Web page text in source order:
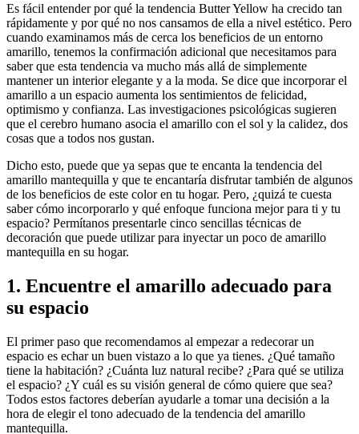
Es fácil entender por qué la tendencia Butter Yellow ha crecido tan
rápidamente y por qué no nos cansamos de ella a nivel estético. Pero
cuando examinamos más de cerca los beneficios de un entorno
amarillo, tenemos la confirmación adicional que necesitamos para
saber que esta tendencia va mucho más allá de simplemente
mantener un interior elegante y a la moda. Se dice que incorporar el
amarillo a un espacio aumenta los sentimientos de felicidad,
optimismo y confianza. Las investigaciones psicológicas sugieren
que el cerebro humano asocia el amarillo con el sol y la calidez, dos
cosas que a todos nos gustan.
Dicho esto, puede que ya sepas que te encanta la tendencia del
amarillo mantequilla y que te encantaría disfrutar también de algunos
de los beneficios de este color en tu hogar. Pero, ¿quizá te cuesta
saber cómo incorporarlo y qué enfoque funciona mejor para ti y tu
espacio? Permítanos presentarle cinco sencillas técnicas de
decoración que puede utilizar para inyectar un poco de amarillo
mantequilla en su hogar.
1. Encuentre el amarillo adecuado para
su espacio
El primer paso que recomendamos al empezar a redecorar un
espacio es echar un buen vistazo a lo que ya tienes. ¿Qué tamaño
tiene la habitación? ¿Cuánta luz natural recibe? ¿Para qué se utiliza
el espacio? ¿Y cuál es su visión general de cómo quiere que sea?
Todos estos factores deberían ayudarle a tomar una decisión a la
hora de elegir el tono adecuado de la tendencia del amarillo
mantequilla.